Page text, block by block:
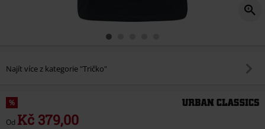
Najít více z kategorie "Tričko"
%
Od Kč 379,00